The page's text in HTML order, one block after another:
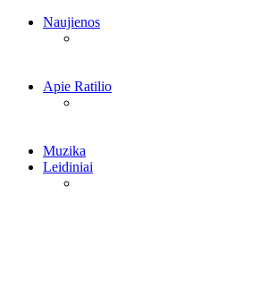
Naujienos
Apie Ratilio
Muzika
Leidiniai